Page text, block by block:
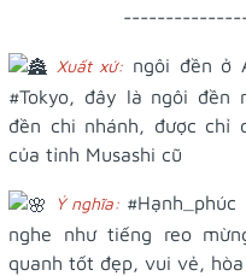
Xuất xứ: ngôi đền ở
#Tokyo, đây là ngôi đền
đền chi nhánh, được chỉ
của tỉnh Musashi cũ
Ý nghĩa: #Hạnh_phúc
nghe như tiếng reo
quanh tốt đẹp, vui vẻ, hòa